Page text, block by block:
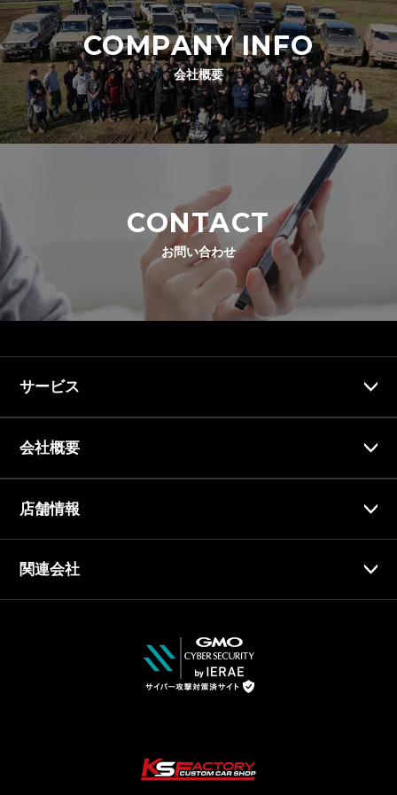
COMPANY INFO
会社概要
CONTACT
お問い合わせ
サービス
会社概要
店舗情報
関連会社